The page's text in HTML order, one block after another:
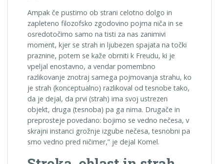
Ampak če pustimo ob strani celotno dolgo in
zapleteno filozofsko zgodovino pojma niča in se
osredotočimo samo na tisti za nas zanimivi
moment, kjer se strah in ljubezen spajata na točki
praznine, potem se kaže obrniti k Freudu, ki je
vpeljal enostavno, a vendar pomembno
razlikovanje znotraj samega pojmovanja strahu, ko
je strah (konceptualno) razlikoval od tesnobe tako,
da je dejal, da prvi (strah) ima svoj ustrezen
objekt, druga (tesnoba) pa ga nima. Drugače in
preprosteje povedano: bojimo se vedno nečesa, v
skrajni instanci grožnje izgube nečesa, tesnobni pa
smo vedno pred ničimer,” je dejal Komel.